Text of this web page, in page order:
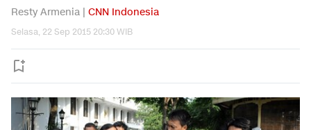
Resty Armenia | CNN Indonesia
Selasa, 22 Sep 2015 20:30 WIB